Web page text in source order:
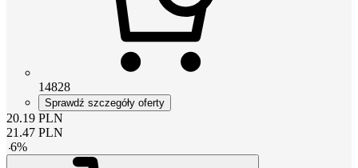
14828
Sprawdź szczegóły oferty
20.19 PLN
21.47 PLN
-6%